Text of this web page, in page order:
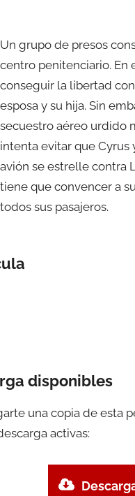
Un grupo de presos
centro penitenciario. En
conseguir la libertad
esposa y su hija. Sin
secuestro aéreo urdido
intenta evitar que Cyrus
avión se estrelle contra
tiene que convencer a
todos sus pasajeros.
disponibles
una copia de esta
activas: